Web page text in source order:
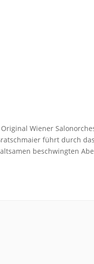
Wiener
führt durch das
beschwingten